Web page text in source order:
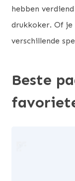
hebben
drukkoker. Of
verschillende
Beste